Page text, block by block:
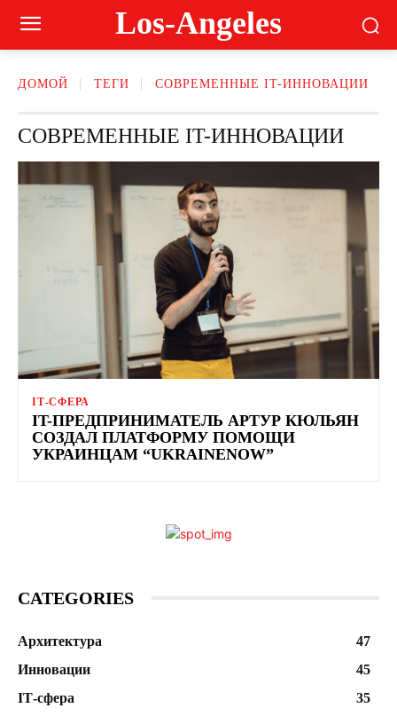
Los-Angeles
ДОМОЙ ТЕГИ СОВРЕМЕННЫЕ IT-ИННОВАЦИИ
СОВРЕМЕННЫЕ IT-ИННОВАЦИИ
ІТ-СФЕРА
IT-ПРЕДПРИНИМАТЕЛЬ АРТУР КЮЛЬЯН
СОЗДАЛ ПЛАТФОРМУ ПОМОЩИ
УКРАИНЦАМ “UKRAINENOW”
CATEGORIES
Архитектура
47
Инновации
45
ІТ-сфера
35